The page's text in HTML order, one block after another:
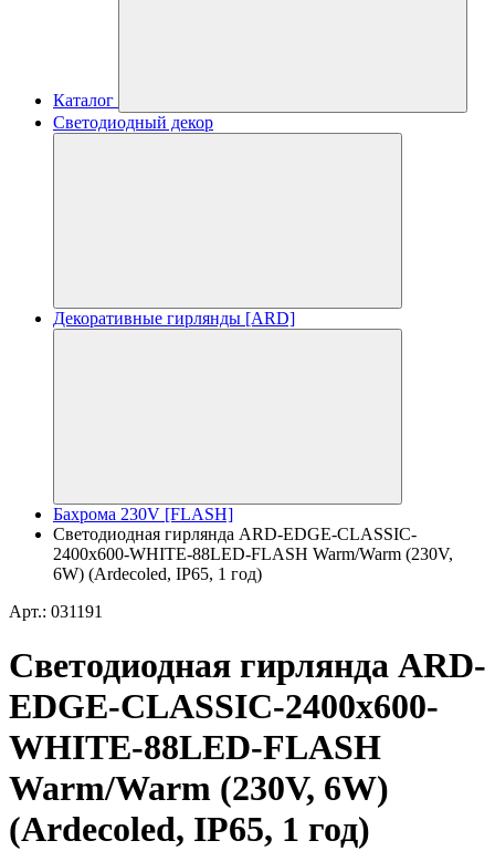
Каталог
Светодиодный декор
Декоративные гирлянды [ARD]
Бахрома 230V [FLASH]
Светодиодная гирлянда ARD-EDGE-CLASSIC-
2400x600-WHITE-88LED-FLASH Warm/Warm (230V,
6W) (Ardecoled, IP65, 1 год)
Арт.: 031191
Светодиодная гирлянда ARD-
EDGE-CLASSIC-2400x600-
WHITE-88LED-FLASH
Warm/Warm (230V, 6W)
(Ardecoled, IP65, 1 год)